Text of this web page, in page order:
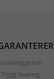
Kvalitetsgaranti
Trygg levering